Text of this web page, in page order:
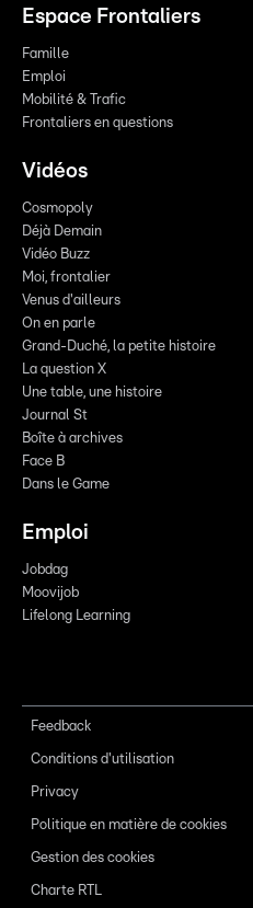
Espace Frontaliers
Famille
Emploi
Mobilité & Trafic
Frontaliers en questions
Vidéos
Cosmopoly
Déjà Demain
Vidéo Buzz
Moi, frontalier
Venus d'ailleurs
On en parle
Grand-Duché, la petite histoire
La question X
Une table, une histoire
Journal St
Boîte à archives
Face B
Dans le Game
Emploi
Jobdag
Moovijob
Lifelong Learning
Feedback
Conditions d'utilisation
Privacy
Politique en matière de cookies
Gestion des cookies
Charte RTL